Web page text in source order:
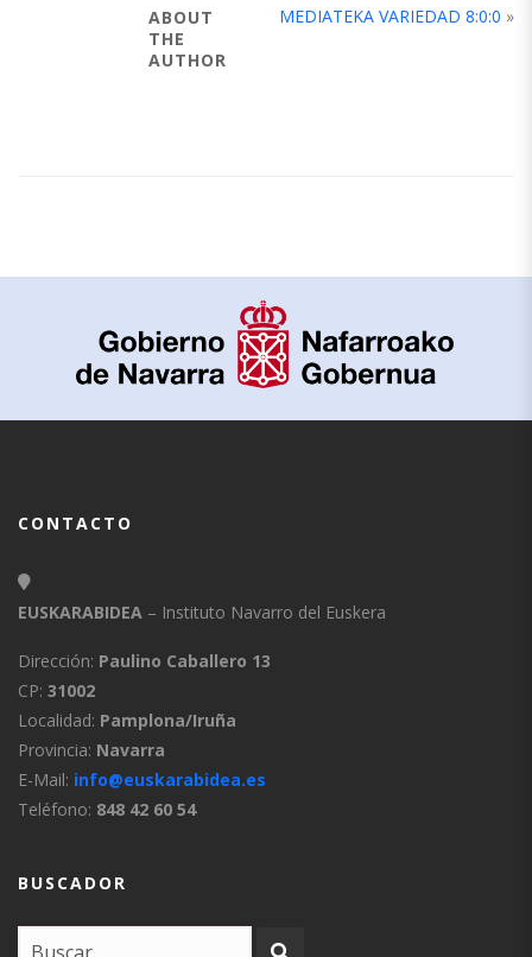
MEDIATEKA VARIEDAD 8:0:0 »
ABOUT
THE
AUTHOR
CONTACTO
EUSKARABIDEA – Instituto Navarro del Euskera
Dirección: Paulino Caballero 13
CP: 31002
Localidad: Pamplona/Iruña
Provincia: Navarra
E-Mail: info@euskarabidea.es
Teléfono: 848 42 60 54
BUSCADOR